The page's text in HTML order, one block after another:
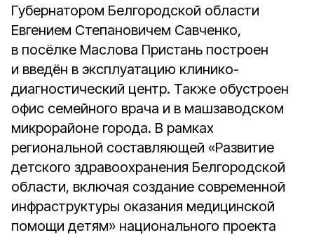
Губернатором Белгородской области
Евгением Степановичем Савченко,
в посёлке Маслова Пристань построен
и введён в эксплуатацию клинико-
диагностический центр. Также обустроен
офис семейного врача и в машзаводском
микрорайоне города. В рамках
региональной составляющей «Развитие
детского здравоохранения Белгородской
области, включая создание современной
инфраструктуры оказания медицинской
помощи детям» национального проекта